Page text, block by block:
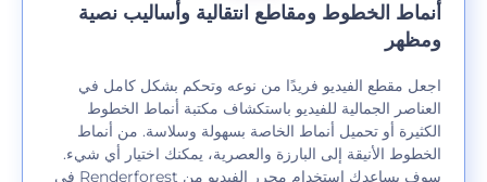
أنماط الخطوط ومقاطع انتقالية وأساليب نصية
ومظهر
اجعل مقطع الفيديو فريدًا من نوعه وتحكم بشكل كامل في
العناصر الجمالية للفيديو باستكشاف مكتبة أنماط الخطوط
الكثيرة أو تحميل أنماط الخاصة بسهولة وسلاسة. من أنماط
الخطوط الأنيقة إلى البارزة والعصرية، يمكنك اختيار أي شيء.
سوف يساعدك استخدام محرر الفيديو من Renderforest في